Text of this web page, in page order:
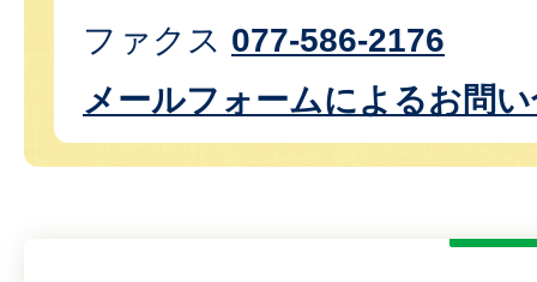
ファクス 077-586-2176
メールフォームによるお問